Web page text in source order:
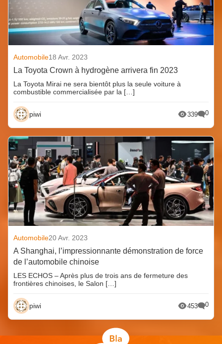
Automobile18 Avr. 2023
La Toyota Crown à hydrogène arrivera fin 2023
La Toyota Mirai ne sera bientôt plus la seule voiture à
combustible commercialisée par la […]
piwi 339 0
Automobile20 Avr. 2023
A Shanghai, l’impressionnante démonstration de force
de l’automobile chinoise
LES ECHOS – Après plus de trois ans de fermeture des
frontières chinoises, le Salon […]
piwi 453 0